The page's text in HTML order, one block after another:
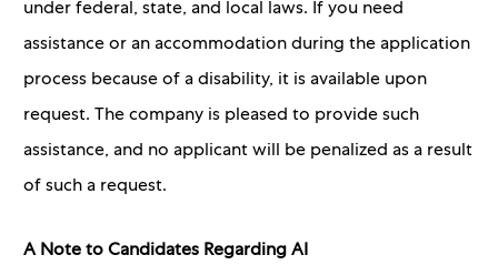
under federal, state, and local laws. If you need
assistance or an accommodation during the application
process because of a disability, it is available upon
request. The company is pleased to provide such
assistance, and no applicant will be penalized as a result
of such a request.
A Note to Candidates Regarding AI